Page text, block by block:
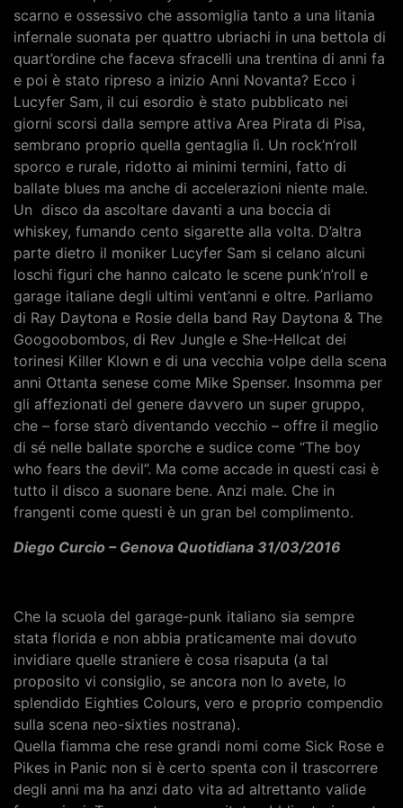
scarno e ossessivo che assomiglia tanto a una litania
infernale suonata per quattro ubriachi in una bettola di
quart’ordine che faceva sfracelli una trentina di anni fa
e poi è stato ripreso a inizio Anni Novanta? Ecco i
Lucyfer Sam, il cui esordio è stato pubblicato nei
giorni scorsi dalla sempre attiva Area Pirata di Pisa,
sembrano proprio quella gentaglia lì. Un rock’n’roll
sporco e rurale, ridotto ai minimi termini, fatto di
ballate blues ma anche di accelerazioni niente male.
Un disco da ascoltare davanti a una boccia di
whiskey, fumando cento sigarette alla volta. D’altra
parte dietro il moniker Lucyfer Sam si celano alcuni
loschi figuri che hanno calcato le scene punk’n’roll e
garage italiane degli ultimi vent’anni e oltre. Parliamo
di Ray Daytona e Rosie della band Ray Daytona & The
Googoobombos, di Rev Jungle e She-Hellcat dei
torinesi Killer Klown e di una vecchia volpe della scena
anni Ottanta senese come Mike Spenser. Insomma per
gli affezionati del genere davvero un super gruppo,
che – forse starò diventando vecchio – offre il meglio
di sé nelle ballate sporche e sudice come “The boy
who fears the devil”. Ma come accade in questi casi è
tutto il disco a suonare bene. Anzi male. Che in
frangenti come questi è un gran bel complimento.
Diego Curcio – Genova Quotidiana 31/03/2016
Che la scuola del garage-punk italiano sia sempre
stata florida e non abbia praticamente mai dovuto
invidiare quelle straniere è cosa risaputa (a tal
proposito vi consiglio, se ancora non lo avete, lo
splendido Eighties Colours, vero e proprio compendio
sulla scena neo-sixties nostrana).
Quella fiamma che rese grandi nomi come Sick Rose e
Pikes in Panic non si è certo spenta con il trascorrere
degli anni ma ha anzi dato vita ad altrettanto valide